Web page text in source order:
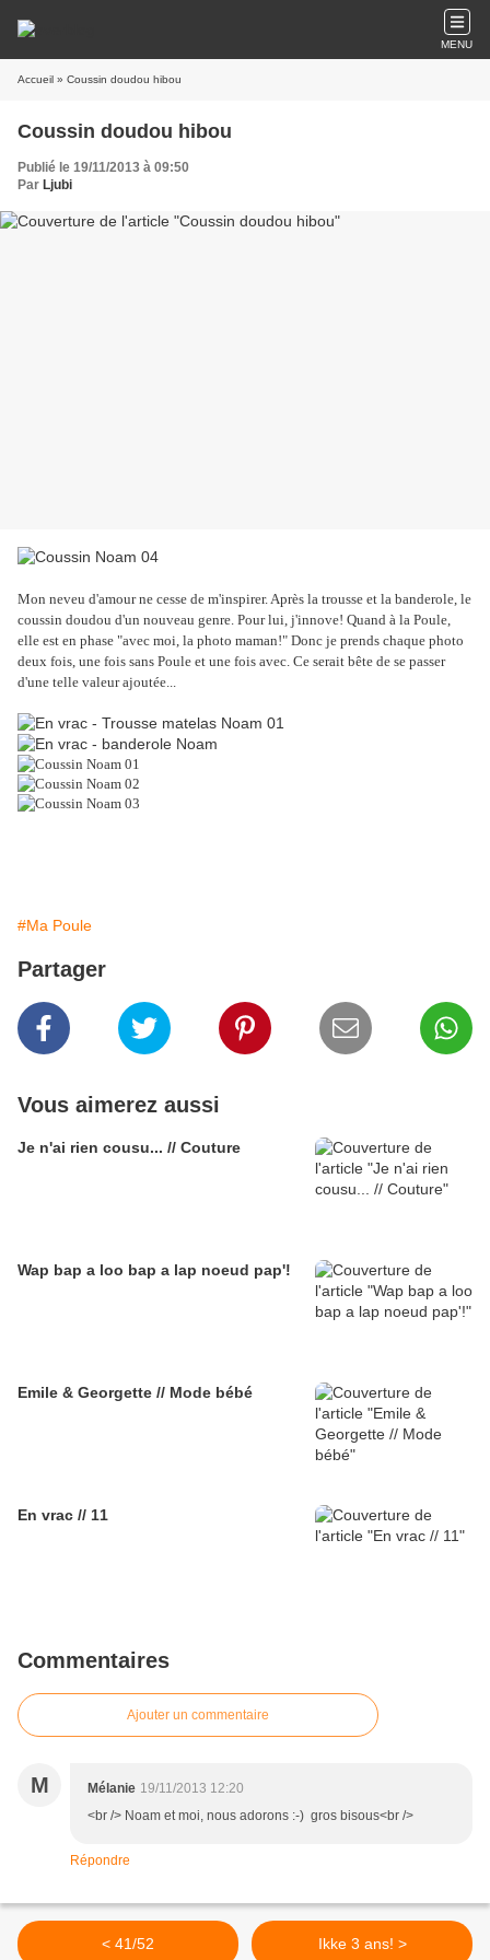
MENU
Accueil » Coussin doudou hibou
Coussin doudou hibou
Publié le 19/11/2013 à 09:50
Par Ljubi
Mon neveu d'amour ne cesse de m'inspirer. Après la trousse et la banderole, le
coussin doudou d'un nouveau genre. Pour lui, j'innove! Quand à la Poule,
elle est en phase "avec moi, la photo maman!" Donc je prends chaque photo
deux fois, une fois sans Poule et une fois avec. Ce serait bête de se passer
d'une telle valeur ajoutée...
#Ma Poule
Partager
Vous aimerez aussi
Je n'ai rien cousu... // Couture
Wap bap a loo bap a lap noeud pap'!
Emile & Georgette // Mode bébé
En vrac // 11
Commentaires
Ajouter un commentaire
M Mélanie 19/11/2013 12:20
<br /> Noam et moi, nous adorons :-) gros bisous<br />
Répondre
< 41/52 Ikke 3 ans! >